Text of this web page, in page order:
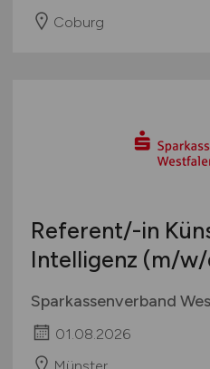
Coburg
Referent/-in
Intelligenz (m/
Sparkassenverband
01.08.2026
Münster